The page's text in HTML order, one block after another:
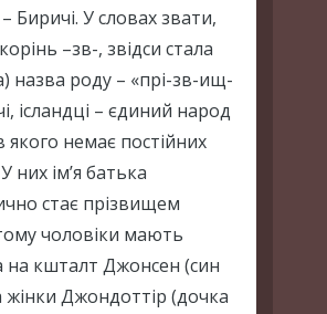
Биричі. У словах звати,
–зв-, звідси стала
назва роду – «прі-зв-ищ-
ісландці – єдиний народ
немає постійних
них ім’я батька
стає прізвищем
чоловіки мають
на кшталт Джонсен (син
Джондоттір (дочка